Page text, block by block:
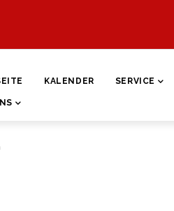
KALENDER SERVICE